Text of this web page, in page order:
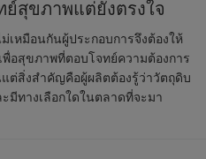
สุขภาพแต่ยังตรงใจ
หมือนกันผู้ประกอบการจึงต้องให้
อสุขภาพที่ตอบโจทย์ความต้องการ
ต่สิ่งสําคัญคือผู้ผลิตต้องรู้ว่าวัตถุดิบ
มีทางเลือกใดในตลาดที่จะมา